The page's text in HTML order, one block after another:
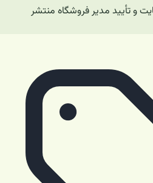
و تأیید مدیر فروشگاه منتشر